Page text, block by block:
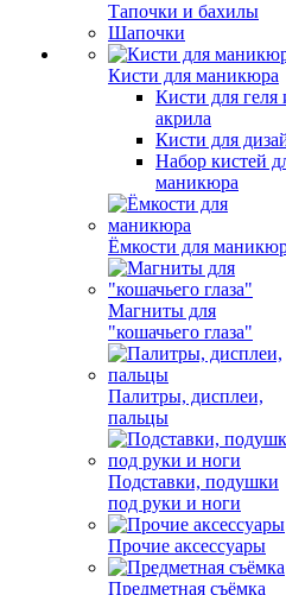
Тапочки и бахилы
Шапочки
Кисти для маникюра
Кисти для геля
акрила
Кисти для
Набор кистей
маникюра
Ёмкости для
Магниты для
"кошачьего глаза"
Палитры, дисплеи,
пальцы
Подставки, подушки
под руки и ноги
Прочие аксессуары
Предметная съёмка